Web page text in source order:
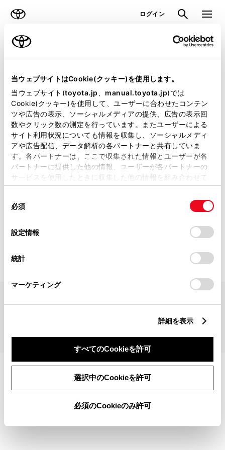
当ウェブサイトはCookie(クッキー)を使用します。
当ウェブサイト(toyota.jp manual.toyota.jp)では
Cookie(クッキー)を使用して、ユーザーに合わせたコンテン
ツや広告の表示、ソーシャルメディアの提供、広告の表示回
数やクリック数の測定を行っています。またユーザーによる
サイト利用状況についても情報を収集し、ソーシャルメディ
アや広告配信、データ解析の各パートナーと共有していま
す。各パートナーは、ここで収集された情報とユーザーが各
パートナーに提供した他の情報、ユーザーが各パートナーの
サービスを使用したときに収集した他の情報を組み合わせて
使用することがあります。当ウェブサイトの使用を続行する
デバイスにすべてのCookie(クッキー)が保存されることに同
意したことになります。Cookie(クッキー)のオプトアウト、
設定の変更、同意を撤回したりするにあたっては、当社の
「Cookie（クッキー）情報の取り扱いについて
」をご覧くだ
必須
設定情報
統計
マーケティング
詳細を表示
すべてのCookieを許可
選択中のCookieを許可
必須のCookieのみ許可
ログイン 検索 メニュ
ラインアップ トピックス
見積りシミュレーション
見積りシミュレーションのデータが
正常に取得できませんでした。
詳しくは販売店までお問合せくださ
い。
（2-31-4）
見積りシミュレーショントップへ
TOYOTAアカウント利用規約反社会的勢力に対する基本方針企業情報
©1995-2026 TOYOTA MOTOR CORPORATION. ALL RIGHTS RESERVED.